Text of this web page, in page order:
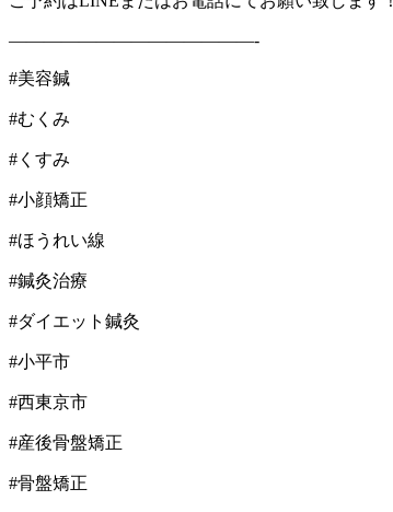
——————————————-
#美容鍼
#むくみ
#くすみ
#小顔矯正
#ほうれい線
#鍼灸治療
#ダイエット鍼灸
#小平市
#西東京市
#産後骨盤矯正
#骨盤矯正